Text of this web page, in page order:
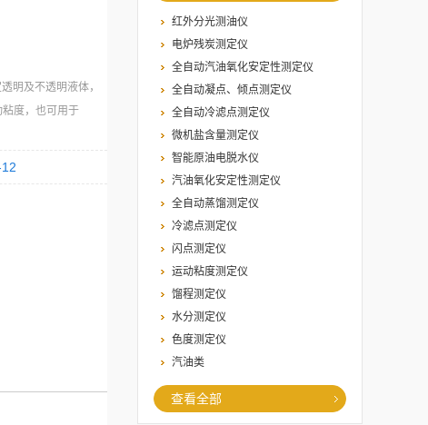
红外分光测油仪
电炉残炭测定仪
全自动汽油氧化安定性测定仪
全自动凝点、倾点测定仪
全自动冷滤点测定仪
微机盐含量测定仪
智能原油电脱水仪
汽油氧化安定性测定仪
全自动蒸馏测定仪
冷滤点测定仪
闪点测定仪
运动粘度测定仪
馏程测定仪
水分测定仪
色度测定仪
汽油类
查看全部
明及不透明液体，
度，也可用于